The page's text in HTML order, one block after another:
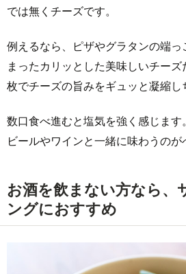
では無くチーズです。
例えるなら、ピザやグラタンの端
まったカリッとした美味しいチー
枚でチーズの旨みをギュッと凝縮し
数口食べ進むと塩気を強く感じます
ビールやワインと一緒に味わうのが
お酒を飲まない方なら、
ングにおすすめ